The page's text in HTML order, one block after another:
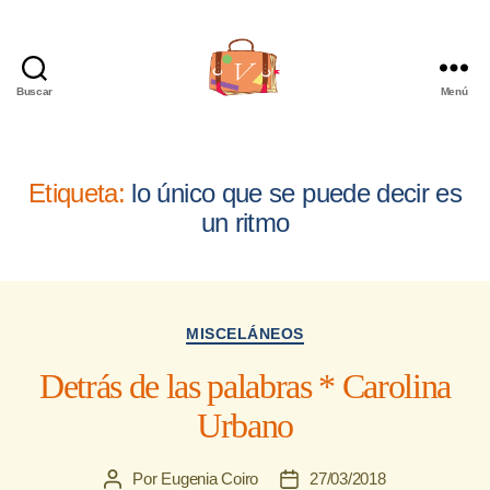
Buscar Menú
Etiqueta: lo único que se puede decir es
un ritmo
Categorías
MISCELÁNEOS
Detrás de las palabras * Carolina
Urbano
Autor
Por Eugenia Coiro
Fecha27/03/2018